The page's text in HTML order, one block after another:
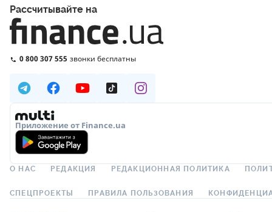
Рассчитывайте на
0 800 307 555 звонки бесплатны
Приложение от Finance.ua
О НАС РЕДАКЦИЯ РЕДАКЦИОННАЯ ПОЛИТИКА
СПЕЦПРОЕКТЫ ПРАВИЛА ПОЛЬЗОВАНИЯ